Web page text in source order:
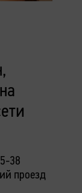
38
проезд